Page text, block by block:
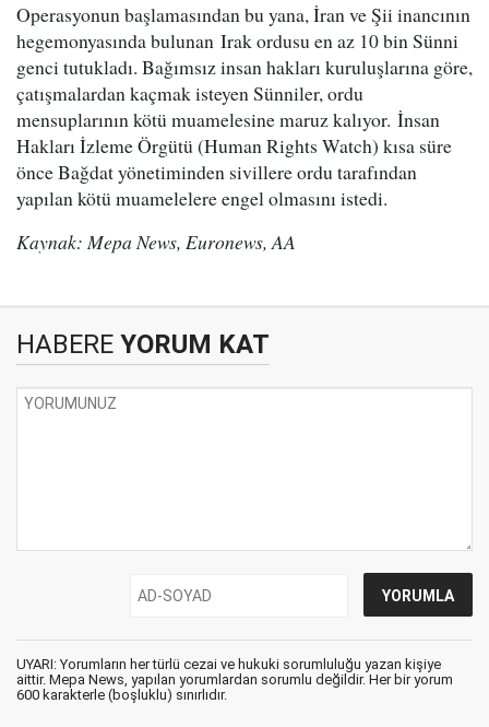
Operasyonun başlamasından bu yana, İran ve Şii inancının
hegemonyasında bulunan Irak ordusu en az 10 bin Sünni
genci tutukladı. Bağımsız insan hakları kuruluşlarına göre,
çatışmalardan kaçmak isteyen Sünniler, ordu
mensuplarının kötü muamelesine maruz kalıyor. İnsan
Hakları İzleme Örgütü (Human Rights Watch) kısa süre
önce Bağdat yönetiminden sivillere ordu tarafından
yapılan kötü muamelelere engel olmasını istedi.
Kaynak: Mepa News, Euronews, AA
HABERE YORUM KAT
UYARI: Yorumların her türlü cezai ve hukuki sorumluluğu yazan kişiye
aittir. Mepa News, yapılan yorumlardan sorumlu değildir. Her bir yorum
600 karakterle (boşluklu) sınırlıdır.